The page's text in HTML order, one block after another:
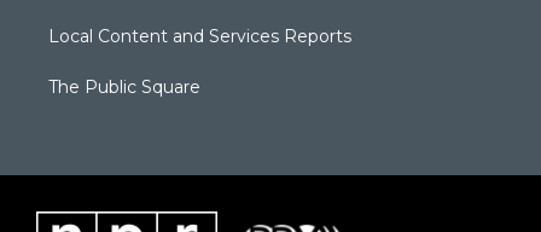
Local Content and Services Reports
The Public Square